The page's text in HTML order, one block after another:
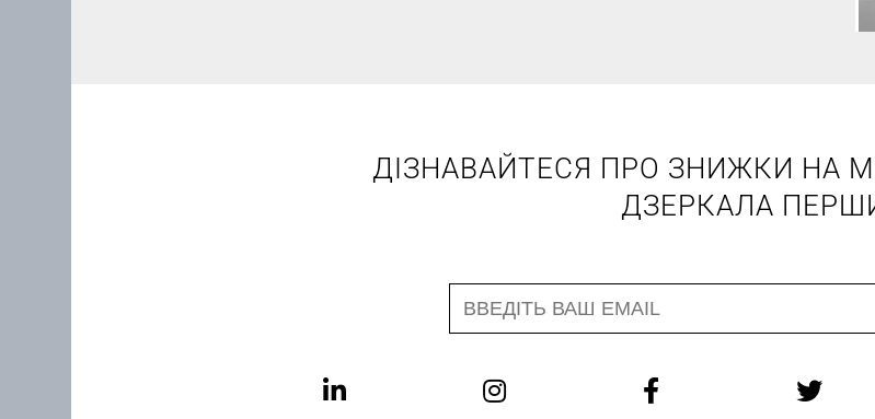
ДІЗНАВАЙТЕСЯ ПРО ЗНИЖКИ НА
ДЗЕРКАЛА